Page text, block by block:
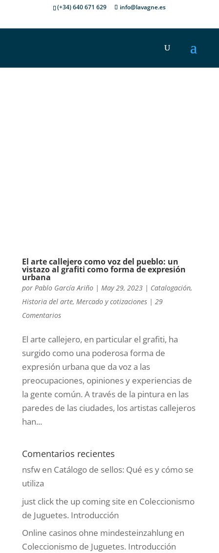
(+34) 640 671 629 info@lavagne.es
El arte callejero como voz del pueblo: un
vistazo al grafiti como forma de expresión
urbana
por Pablo García Ariño| May 29, 2023| Catalogación,
Historia del arte, Mercado y cotizaciones| 29
Comentarios
El arte callejero, en particular el grafiti, ha
surgido como una poderosa forma de
expresión urbana que da voz a las
preocupaciones, opiniones y experiencias de
la gente común. A través de la pintura en las
paredes de las ciudades, los artistas callejeros
han...
Comentarios recientes
nsfwen Catálogo de sellos: Qué es y cómo se
utiliza
just click the up coming site en Coleccionismo
de Juguetes. Introducción
Online casinos ohne mindesteinzahlungen
Coleccionismo de Juguetes. Introducción